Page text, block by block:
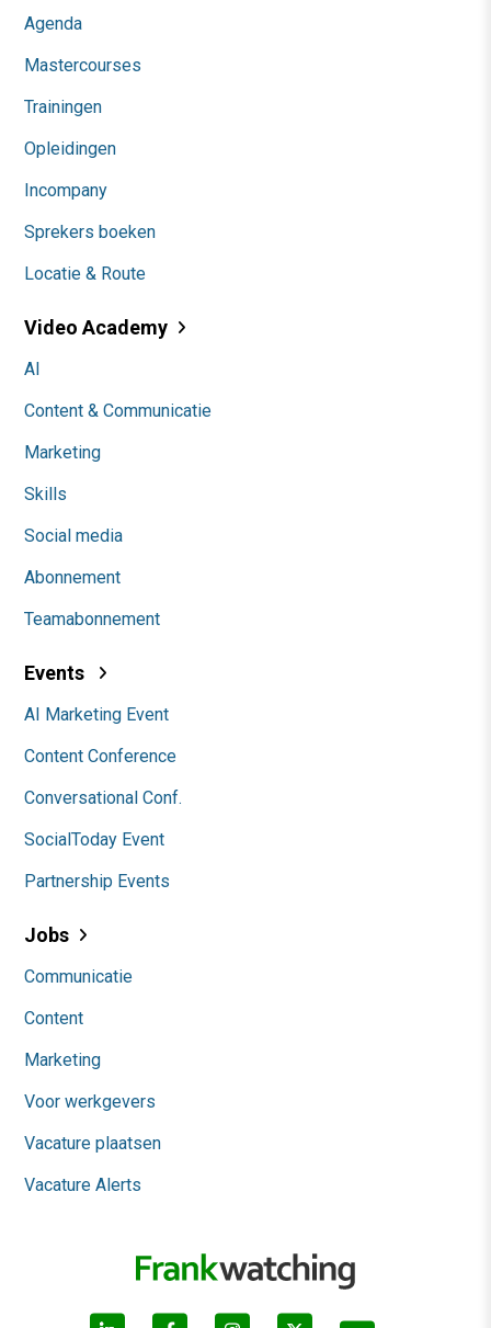
Agenda
Mastercourses
Trainingen
Opleidingen
Incompany
Sprekers boeken
Locatie & Route
Video Academy
AI
Content & Communicatie
Marketing
Skills
Social media
Abonnement
Teamabonnement
Events
AI Marketing Event
Content Conference
Conversational Conf.
SocialToday Event
Partnership Events
Jobs
Communicatie
Content
Marketing
Voor werkgevers
Vacature plaatsen
Vacature Alerts